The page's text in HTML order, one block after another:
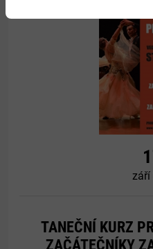
září
TANEČNÍ KURZ
ZAČÁTEČNÍKY